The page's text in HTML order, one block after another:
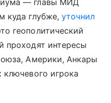
куда глубже, уточнил
геополитический
проходят интересы
Америки, Анкары
игрока